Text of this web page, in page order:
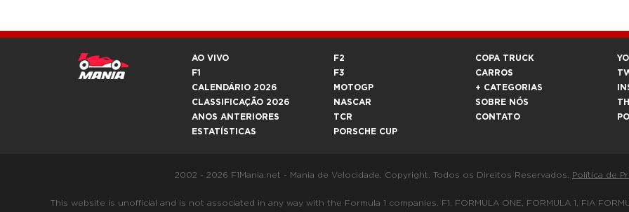
AO VIVO
F1
CALENDÁRIO 2026
CLASSIFICAÇÃO 2026
ANOS ANTERIORES
ESTATÍSTICAS
F2
F3
MOTOGP
NASCAR
TCR
PORSCHE CUP
COPA TRUCK
CARROS
+ CATEGORIAS
SOBRE NÓS
CONTATO
2002 - 2026 F1Mania.net - Mania de Velocidade. Copyright. Todos os Direitos Reservados. Política de
This website is unofficial and is not associated in any way with the Formula 1 companies. F1, FORMULA ONE, FORMULA 1, FIA